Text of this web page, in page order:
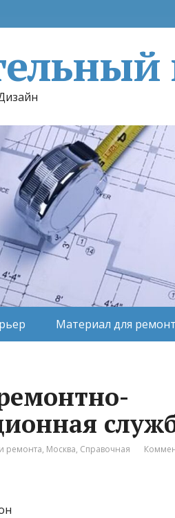
Материал для
ремонта, Москва, Справочная